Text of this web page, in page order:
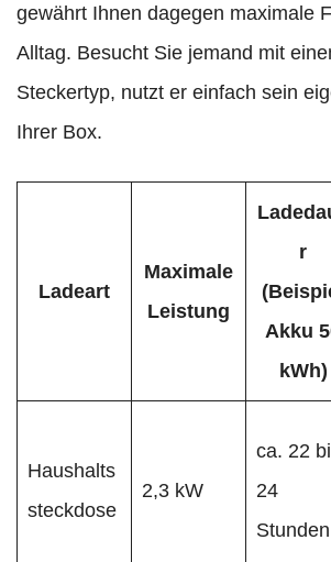
gewährt Ihnen dagegen maximale
Alltag. Besucht Sie jemand mit
Steckertyp, nutzt er einfach sein
Ihrer Box.
Ladeart
Maximale
Leistung
r
Akku
kWh)
Haushalts
steckdose
2,3 kW
ca. 22
24
Stunden